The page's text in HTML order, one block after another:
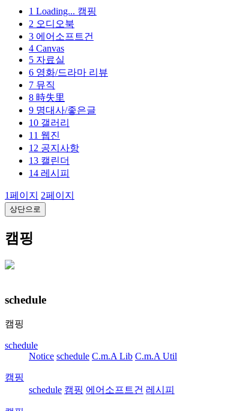
1 Loading... 캠핑
2 오디오북
3 에어소프트건
4 Canvas
5 자료실
6 영화/드라마 리뷰
7 뮤직
8 時失里
9 명대사/좋은글
10 갤러리
11 웹진
12 공지사항
13 캘린더
14 레시피
1페이지 2페이지
상단으로
캠핑
schedule
캠핑
schedule
Notice schedule C.m.A Lib C.m.A Util
캠핑
schedule 캠핑 에어소프트건 레시피